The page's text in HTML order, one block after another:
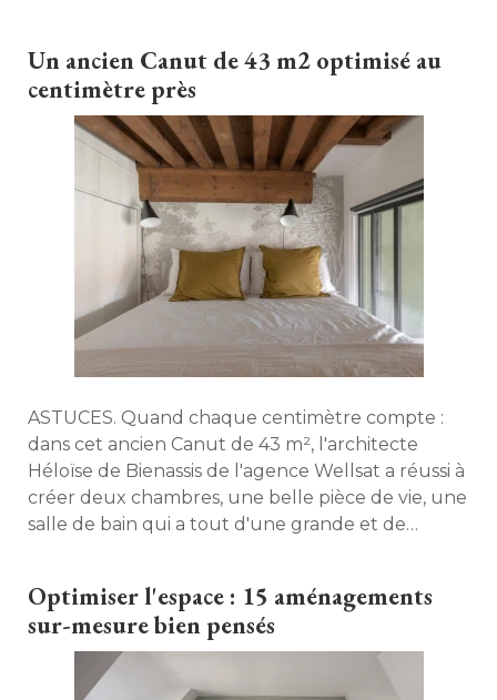
Un ancien Canut de 43 m2 optimisé au
centimètre près
ASTUCES. Quand chaque centimètre compte :
dans cet ancien Canut de 43 m², l'architecte
Héloïse de Bienassis de l'agence Wellsat a réussi à
créer deux chambres, une belle pièce de vie, une
salle de bain qui a tout d'une grande et de
Optimiser l'espace : 15 aménagements
sur-mesure bien pensés